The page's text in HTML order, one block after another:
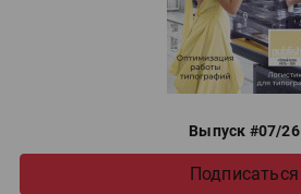
Выпуск #07/26
Подписаться